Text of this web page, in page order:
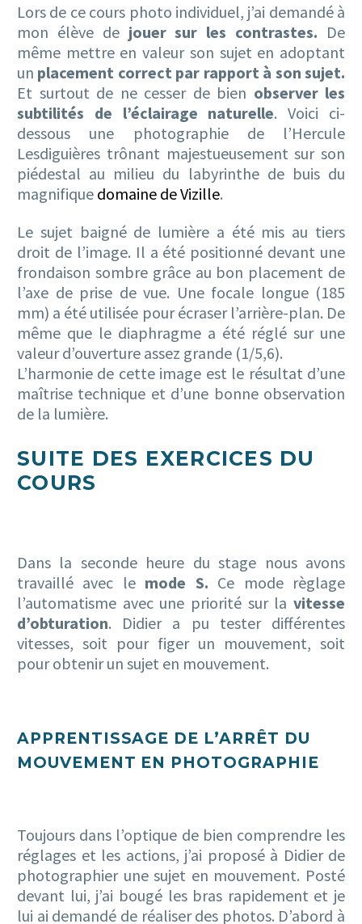
Lors de ce cours photo individuel, j’ai demandé à
mon élève de jouer sur les contrastes. De
même mettre en valeur son sujet en adoptant
un placement correct par rapport à son sujet.
Et surtout de ne cesser de bien observer les
subtilités de l’éclairage naturelle. Voici ci-
dessous une photographie de l’Hercule
Lesdiguières trônant majestueusement sur son
piédestal au milieu du labyrinthe de buis du
magnifique domaine de Vizille.
Le sujet baigné de lumière a été mis au tiers
droit de l’image. Il a été positionné devant une
frondaison sombre grâce au bon placement de
l’axe de prise de vue. Une focale longue (185
mm) a été utilisée pour écraser l’arrière-plan. De
même que le diaphragme a été réglé sur une
valeur d’ouverture assez grande (1/5,6).
L’harmonie de cette image est le résultat d’une
maîtrise technique et d’une bonne observation
de la lumière.
SUITE DES EXERCICES DU
COURS
Dans la seconde heure du stage nous avons
travaillé avec le mode S. Ce mode règlage
l’automatisme avec une priorité sur la vitesse
d’obturation. Didier a pu tester différentes
vitesses, soit pour figer un mouvement, soit
pour obtenir un sujet en mouvement.
APPRENTISSAGE DE L’ARRÊT DU
MOUVEMENT EN PHOTOGRAPHIE
Toujours dans l’optique de bien comprendre les
réglages et les actions, j’ai proposé à Didier de
photographier une sujet en mouvement. Posté
devant lui, j’ai bougé les bras rapidement et je
lui ai demandé de réaliser des photos. D’abord à